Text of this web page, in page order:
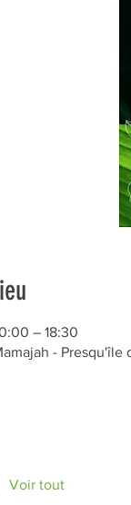
– 18:30
- Presqu'île
Voir tout